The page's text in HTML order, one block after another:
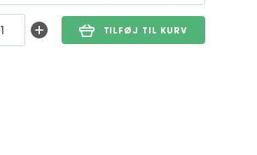
TILFØJ TIL KURV